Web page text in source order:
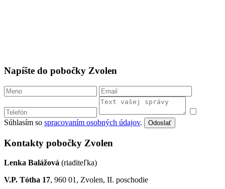
Napíšte do pobočky Zvolen
Súhlasím so spracovaním osobných údajov. Odoslať
Kontakty pobočky Zvolen
Lenka Balážová (riaditeľka)
V.P. Tótha 17, 960 01, Zvolen, II. poschodie